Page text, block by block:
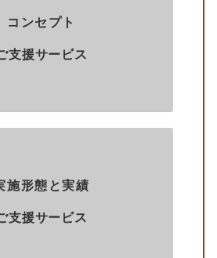
コンセプト
支援サービス
施形態と実績
支援サービス